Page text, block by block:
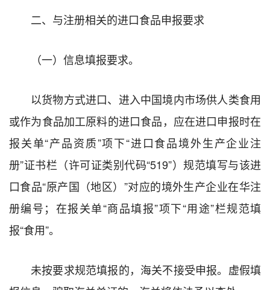
二、与注册相关的进口食品申报要求
（一）信息填报要求。
以货物方式进口、进入中国境内市场供人类食用
或作为食品加工原料的进口食品，应在进口申报时在
报关单“产品资质”项下“进口食品境外生产企业注
册”证书栏（许可证类别代码“519”）规范填写与该进
口食品“原产国（地区）”对应的境外生产企业在华注
册编号；在报关单“商品填报”项下“用途”栏规范填
报“食用”。
未按要求规范填报的，海关不接受申报。虚假填